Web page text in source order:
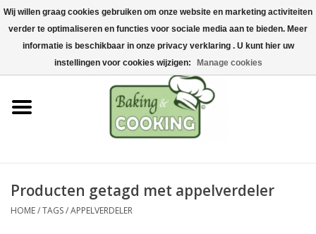
Home
Bak-& kookgerei
Machines & onderdelen
Chocolade & ijsbereiding
Hygiëne & opslag
Producten getagd met appelverdeler
HOME/TAGS/APPELVERDELER
Wij willen graag cookies gebruiken om onze website en marketing activiteiten
verder te optimaliseren en functies voor sociale media aan te bieden. Meer
informatie is beschikbaar in onze privacy verklaring . U kunt hier uw
instellingen voor cookies wijzigen:
Manage cookies